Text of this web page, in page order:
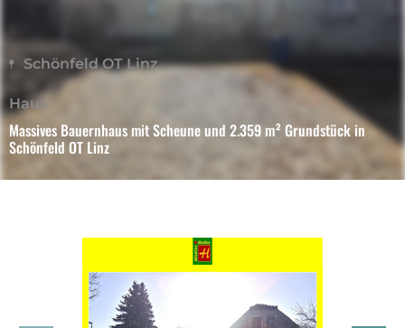
Schönfeld OT Linz
Haus
Massives Bauernhaus mit Scheune und 2.359 m² Grundstück in
Schönfeld OT Linz